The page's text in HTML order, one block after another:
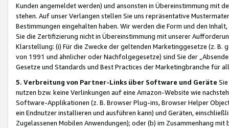
Kunden angemeldet werden) und ansonsten in Übereinstimmung mit
stehen. Auf unser Verlangen stellen Sie uns repräsentative
Bestimmungen eingehalten haben. Wir werden die Form und den
Sie die Zertifizierung nicht in Übereinstimmung mit unserer
Klarstellung: (i) Für die Zwecke der geltenden Marketinggesetze (z. B.
von 1991 und ähnlicher oder Nachfolgegesetze) sind Sie der
Gesetze und Standards und Best Practices der Marketingbranche für
5. Verbreitung von Partner-Links über Software und Geräte
nutzen bzw. keine Verlinkungen auf eine Amazon-Website wie
Software-Applikationen (z. B. Browser Plug-ins, Browser Helper
ein Endnutzer installieren und ausführen kann) und Geräten,
Zugelassenen Mobilen Anwendungen); oder (b) im Zusammenhang